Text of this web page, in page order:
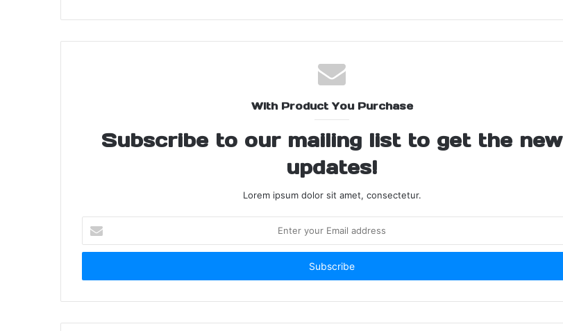
With Product You Purchase
Subscribe to our mailing list to get the new
updates!
Lorem ipsum dolor sit amet, consectetur.
your
Email